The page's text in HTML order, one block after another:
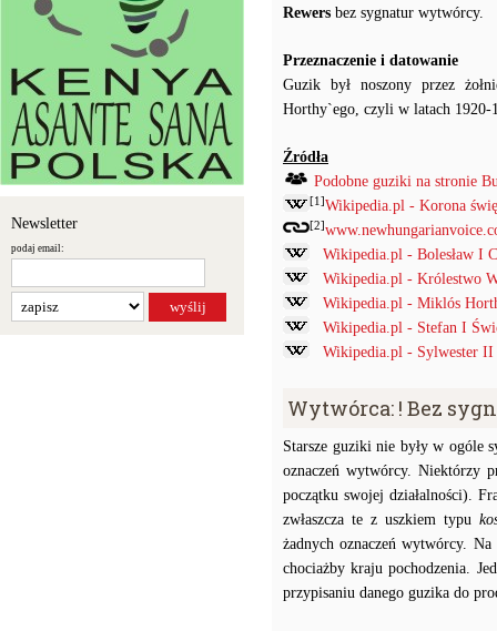
Newsletter
podaj email:
Rewers bez sygnatur wytwórcy.
Przeznaczenie i datowanie
Guzik był noszony przez
Horthy`ego, czyli w latach 1920-
Źródła
Podobne guziki na stronie
[1]Wikipedia.pl - Korona
[2]
Wikipedia.pl - Bolesław I
Wikipedia.pl - Królestwo
Wikipedia.pl - Miklós
Wikipedia.pl - Stefan I
Wikipedia.pl - Sylwester II
Wytwórca: ! Bez
Starsze guziki nie były w ogóle
oznaczeń wytwórcy. Niektórzy
początku swojej działalności).
zwłaszcza te z uszkiem typu
żadnych oznaczeń wytwórcy.
chociażby kraju pochodzenia.
przypisaniu danego guzika do